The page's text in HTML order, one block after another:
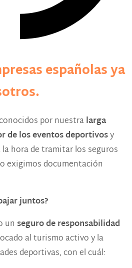
españolas ya
por nuestralarga
de los eventos deportivosy
la hora de tramitar los seguros
exigimos documentación
juntos?
un seguro de responsabilidad
al turismo activo y la
deportivas, con el cuál: